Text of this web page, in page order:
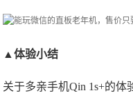
▲体验小结
关于多亲手机Qin 1s+的